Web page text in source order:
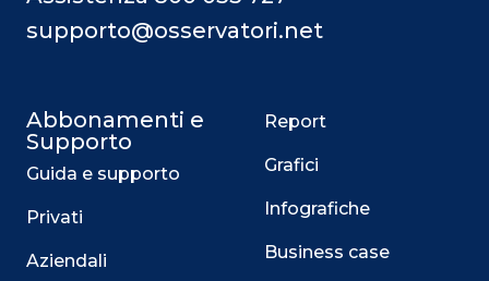
supporto@osservatori.net
Abbonamenti e
Supporto
Guida e supporto
Privati
Aziendali
Report
Grafici
Infografiche
Business case